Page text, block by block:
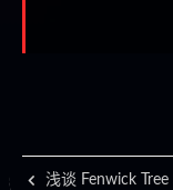
浅谈 Fenwick